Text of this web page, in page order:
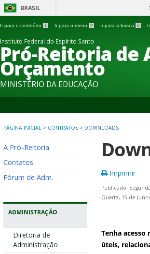
BRASIL
Ir para o conteúdo 1 Ir para o menu 2 Ir para a busca 3
Instituto Federal do Espírito Santo
Pró-Reitoria de
Orçamento
MINISTÉRIO DA EDUCAÇÃO
PÁGINA INICIAL > CONTRATOS > DOWNLOADS
A Pró-Reitoria
Contatos
Fórum de Adm.
ADMINISTRAÇÃO
Diretoria de
Administração
Imprimir
Publicado:
Quarta, 15 de
Tenha
úteis,